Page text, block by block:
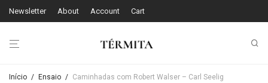
Newsletter About Account Cart
Início / Ensaio / Caminhadas com Robert Walser – Carl Seelig